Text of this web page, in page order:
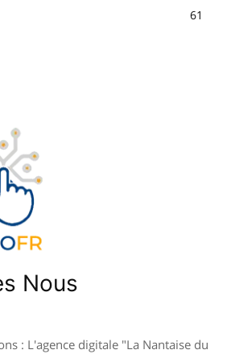
61
Nous
: L'agence digitale "La Nantaise du